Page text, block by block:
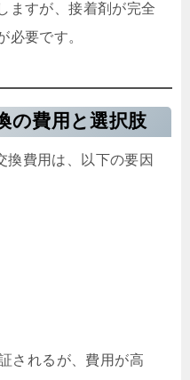
ますが、接着剤が完全
必要です。
の費用と選択肢
換費用は、以下の要因
されるが、費用が高